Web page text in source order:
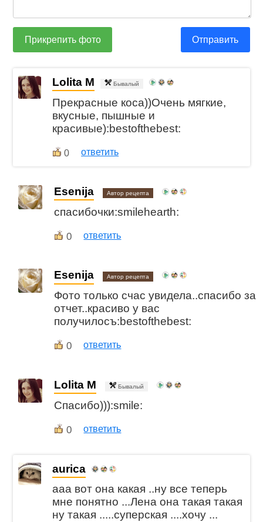
Прикрепить фото Отправить
Lolita M Бывалый
Прекрасные коса))Очень мягкие,
вкусные, пышные и
красивые):bestofthebest:
0 ответить
Esenija Автор рецепта
спасибочки:smilehearth:
0 ответить
Esenija Автор рецепта
Фото только счас увидела..спасибо за
отчет..красиво у вас
получилосъ:bestofthebest:
0 ответить
Lolita M Бывалый
Спасибо))):smile:
0 ответить
aurica
ааа вот она какая ..ну все теперь
мне понятно ...Лена она такая такая
ну такая .....суперская ....хочу ...